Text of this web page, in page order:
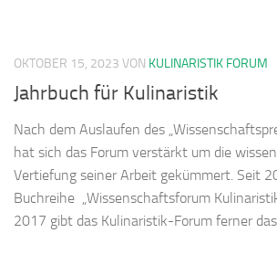
OKTOBER 15, 2023 VON KULINARISTIK FORUM
Jahrbuch für Kulinaristik
Nach dem Auslaufen des
hat sich das Forum verstärkt um die
Vertiefung seiner Arbeit gekümmert. Seit
Buchreihe „Wissenschaftsforum
2017 gibt das Kulinaristik-Forum ferner das...